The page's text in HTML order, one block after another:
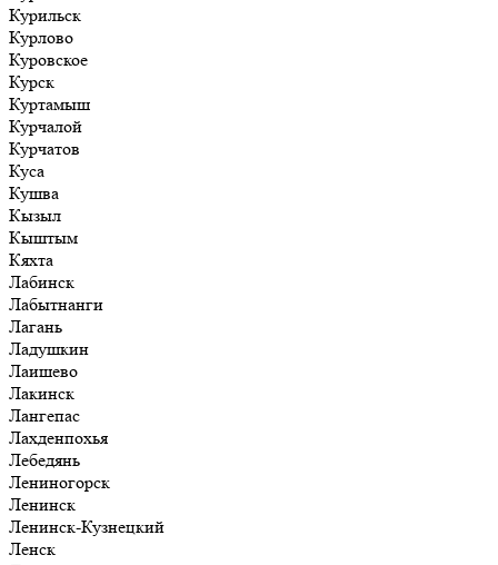
Курильск
Курлово
Куровское
Курск
Куртамыш
Курчалой
Курчатов
Куса
Кушва
Кызыл
Кыштым
Кяхта
Лабинск
Лабытнанги
Лагань
Ладушкин
Лаишево
Лакинск
Лангепас
Лахденпохья
Лебедянь
Лениногорск
Ленинск
Ленинск-Кузнецкий
Ленск